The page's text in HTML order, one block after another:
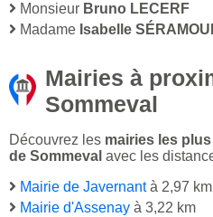
Monsieur Bruno LECERF
Madame Isabelle
Mairies à
Sommeval
Découvrez les mairies les
de Sommeval avec les
Mairie de Javernantà 2,97 km
Mairie d'Assenay à 3,22 km